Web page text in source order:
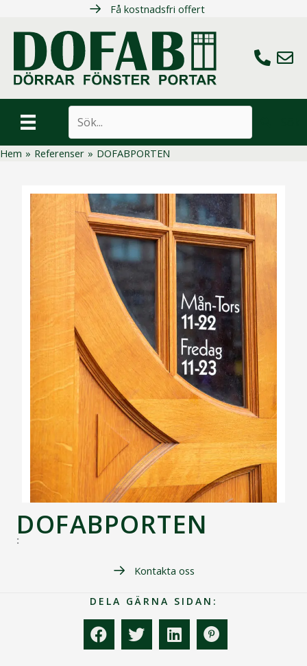
innehåll
Få kostnadsfri offert
Ring oss
Maila
Hem » Referenser » DOFABPORTEN
DOFABPORTEN
:
Kontakta oss
DELA GÄRNA SIDAN: